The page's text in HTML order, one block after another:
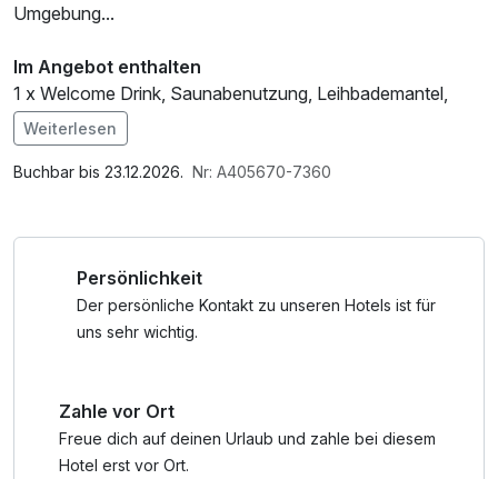
Umgebung...
Im Angebot enthalten
1 x Welcome Drink, Saunabenutzung, Leihbademantel,
Nutzung des Fitnessbereichs, Nutzung des
Wellnessbereichs, W-LAN Nutzung / Internetnutzung
Weiterlesen
Buchbar bis 23.12.2026. Nr: A405670-7360
Persönlichkeit
Der persönliche Kontakt zu unseren Hotels ist für
uns sehr wichtig.
Zahle vor Ort
Freue dich auf deinen Urlaub und zahle bei diesem
Hotel erst vor Ort.